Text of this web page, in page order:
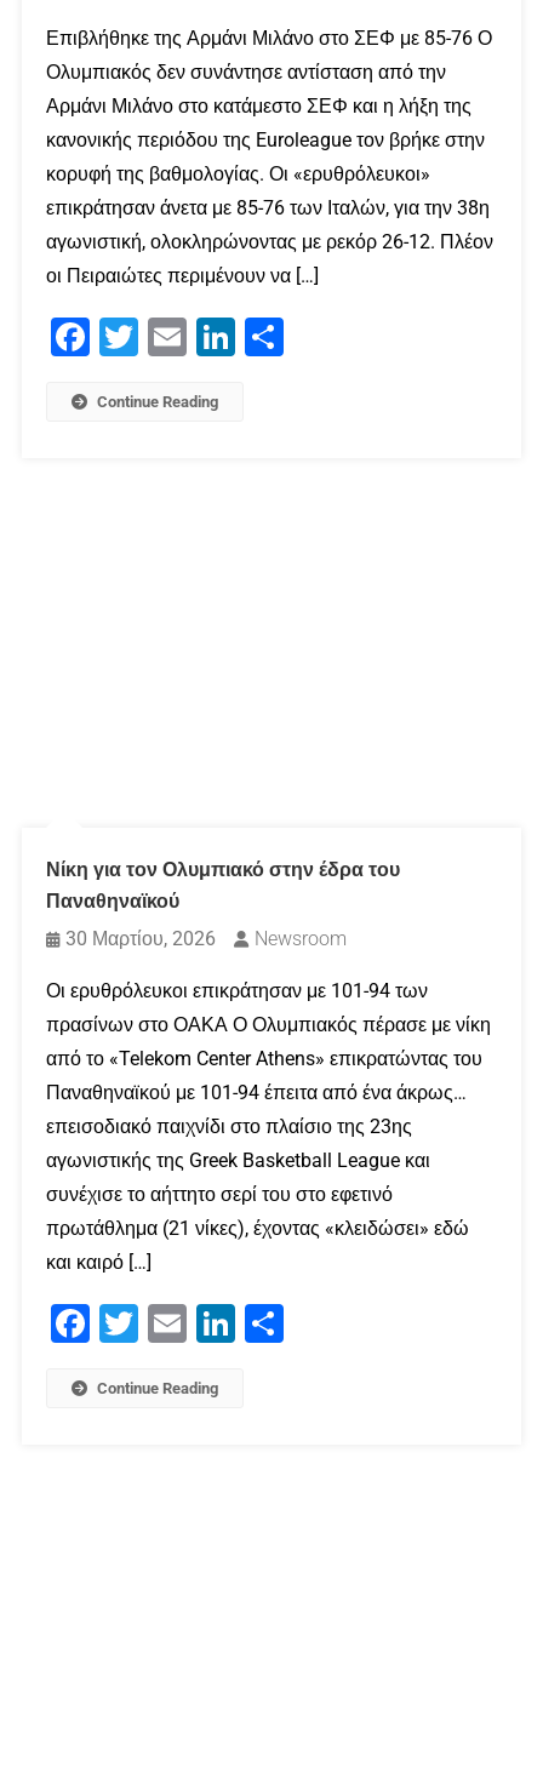
Επιβλήθηκε της Αρμάνι Μιλάνο στο ΣΕΦ με 85-76 Ο
Ολυμπιακός δεν συνάντησε αντίσταση από την
Αρμάνι Μιλάνο στο κατάμεστο ΣΕΦ και η λήξη της
κανονικής περιόδου της Euroleague τον βρήκε στην
κορυφή της βαθμολογίας. Οι «ερυθρόλευκοι»
επικράτησαν άνετα με 85-76 των Ιταλών, για την 38η
αγωνιστική, ολοκληρώνοντας με ρεκόρ 26-12. Πλέον
οι Πειραιώτες περιμένουν να […]
Facebook
Twitter Email LinkedIn
Continue Reading
Νίκη για τον Ολυμπιακό στην έδρα του
Παναθηναϊκού
30 Μαρτίου, 2026
Newsroom
Οι ερυθρόλευκοι επικράτησαν με 101-94 των
πρασίνων στο ΟΑΚΑ Ο Ολυμπιακός πέρασε με νίκη
από το «Telekom Center Athens» επικρατώντας του
Παναθηναϊκού με 101-94 έπειτα από ένα άκρως…
επεισοδιακό παιχνίδι στο πλαίσιο της 23ης
αγωνιστικής της Greek Basketball League και
συνέχισε το αήττητο σερί του στο εφετινό
πρωτάθλημα (21 νίκες), έχοντας «κλειδώσει» εδώ
και καιρό […]
Facebook
Twitter Email LinkedIn
Continue Reading